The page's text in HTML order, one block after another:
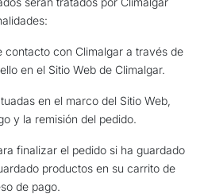
contacto con Climalgar a través de
en el Sitio Web de Climalgar.
en el marco del Sitio Web,
y la remisión del pedido.
finalizar el pedido si ha guardado
productos en su carrito de
de pago.